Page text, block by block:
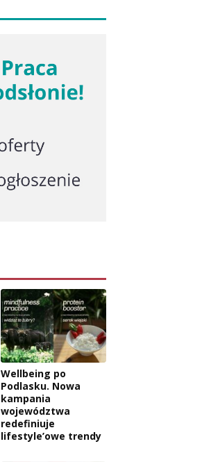
Wellbeing po
Podlasku. Nowa
kampania
województwa
redefiniuje
lifestyle’owe trendy